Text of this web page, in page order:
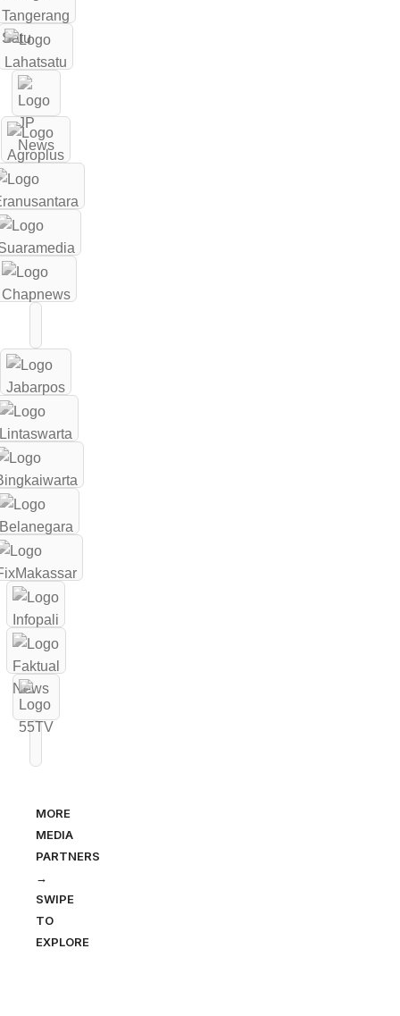
MORE
MEDIA
PARTNERS
→
SWIPE
TO
EXPLORE